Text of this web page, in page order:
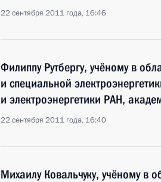
22 сентября 2011 года, 16:46
Филиппу Рутбергу, учёному в
и специальной
и электроэнергетики РАН,
22 сентября 2011 года, 16:40
Михаилу Ковальчуку, учёному в